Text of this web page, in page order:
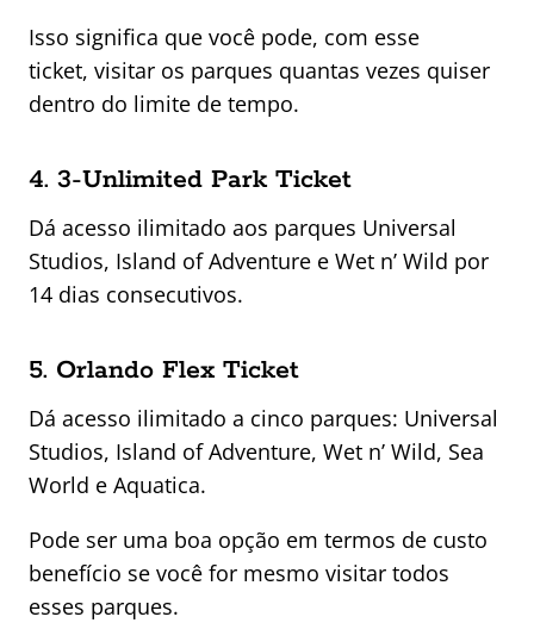
Isso significa que você pode, com esse
ticket, visitar os parques quantas vezes quiser
dentro do limite de tempo.
4. 3-Unlimited Park Ticket
Dá acesso ilimitado aos parques Universal
Studios, Island of Adventure e Wet n’ Wild por
14 dias consecutivos.
5. Orlando Flex Ticket
Dá acesso ilimitado a cinco parques: Universal
Studios, Island of Adventure, Wet n’ Wild, Sea
World e Aquatica.
Pode ser uma boa opção em termos de custo
benefício se você for mesmo visitar todos
esses parques.